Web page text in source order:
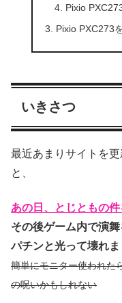
Pixio
Pixio PXC273
いきさつ
最近あまりサイトを
と、
あの日、とじともの
その後ゲーム内で演
パチンと光って壊れ
簡単にモニター使われた
の呪いかもしれない